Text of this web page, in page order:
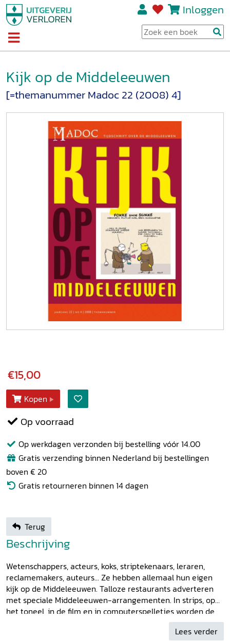
Inloggen
Kijk op de Middeleeuwen
[=themanummer Madoc 22 (2008) 4]
€15,00
Kopen
Op voorraad
Op werkdagen verzonden bij bestelling vóór 14.00
Gratis verzending binnen Nederland bij bestellingen
boven € 20
Gratis retourneren binnen 14 dagen
Terug
Beschrijving
Wetenschappers, acteurs, koks, striptekenaars, leraren,
reclamemakers, auteurs... Ze hebben allemaal hun eigen
kijk op de Middeleeuwen. Talloze restaurants adverteren
met speciale Middeleeuwen-arrangementen. In strips, op
het toneel, in de film en in computerspelletjes worden de
Middeleeuwen vaak clichématig opgevoerd. Welke beelden
worden gepresenteerd en wat wil men daarmeeLees verder